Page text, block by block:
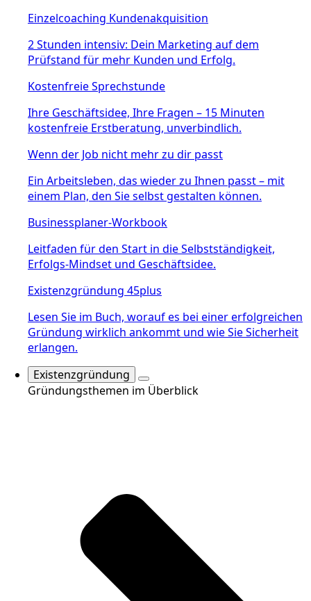
Einzelcoaching Kundenakquisition
2 Stunden intensiv: Dein Marketing auf dem
Prüfstand für mehr Kunden und Erfolg.
Kostenfreie Sprechstunde
Ihre Geschäftsidee, Ihre Fragen – 15 Minuten
kostenfreie Erstberatung, unverbindlich.
Wenn der Job nicht mehr zu dir passt
Ein Arbeitsleben, das wieder zu Ihnen passt – mit
einem Plan, den Sie selbst gestalten können.
Businessplaner-Workbook
Leitfaden für den Start in die Selbstständigkeit,
Erfolgs-Mindset und Geschäftsidee.
Existenzgründung 45plus
Lesen Sie im Buch, worauf es bei einer erfolgreichen
Gründung wirklich ankommt und wie Sie Sicherheit
erlangen.
Existenzgründung
Gründungsthemen im Überblick